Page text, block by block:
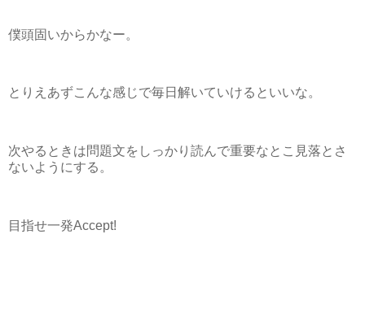
僕頭固いからかなー。
とりえあずこんな感じで毎日解いていけるといいな。
次やるときは問題文をしっかり読んで重要なとこ見落とさ
ないようにする。
目指せ一発Accept!